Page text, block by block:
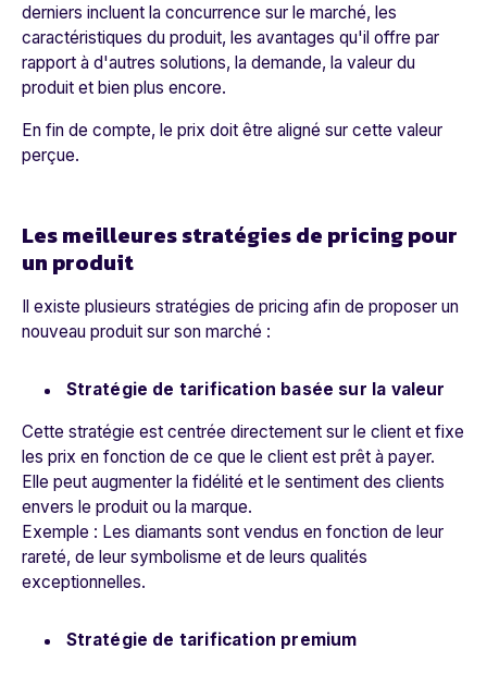
derniers incluent la concurrence sur le marché, les
caractéristiques du produit, les avantages qu'il offre par
rapport à d'autres solutions, la demande, la valeur du
produit et bien plus encore.
En fin de compte, le prix doit être aligné sur cette valeur
perçue.
Les meilleures stratégies de pricing pour
un produit
Il existe plusieurs stratégies de pricing afin de proposer un
nouveau produit sur son marché :
Stratégie de tarification basée sur la valeur
Cette stratégie est centrée directement sur le client et fixe
les prix en fonction de ce que le client est prêt à payer.
Elle peut augmenter la fidélité et le sentiment des clients
envers le produit ou la marque.
Exemple : Les diamants sont vendus en fonction de leur
rareté, de leur symbolisme et de leurs qualités
exceptionnelles.
Stratégie de tarification premium